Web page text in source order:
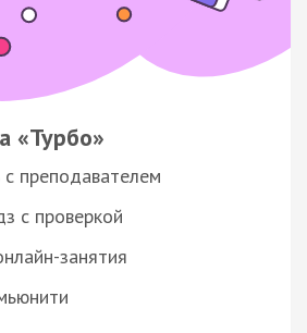
«Турбо»
преподавателем
с проверкой
занятия